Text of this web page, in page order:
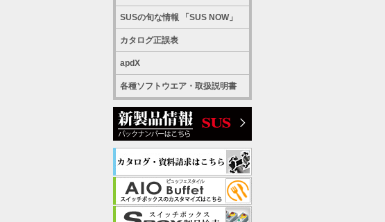
SUSの旬な情報 「SUS NOW」
カタログ正誤表
apdX
各種ソフトウエア・取扱説明書